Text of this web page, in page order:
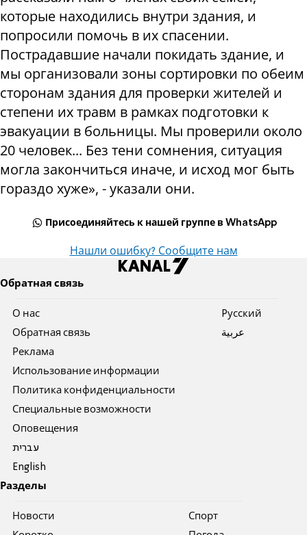
которые находились внутри здания, и
попросили помочь в их спасении.
Пострадавшие начали покидать здание, и
мы организовали зоны сортировки по обеим
сторонам здания для проверки жителей и
степени их травм в рамках подготовки к
эвакуации в больницы. Мы проверили около
20 человек... Без тени сомнения, ситуация
могла закончиться иначе, и исход мог быть
гораздо хуже», - указали они.
Присоединяйтесь к нашей группе в WhatsApp
Нашли ошибку? Сообщите нам
Обратная связь
О нас
Обратная связь
Реклама
Использование информации
Политика конфиденциальности
Специальные возможности
Оповещения
עברית
English
Pусский
عربية
Разделы
Новости
Спорт